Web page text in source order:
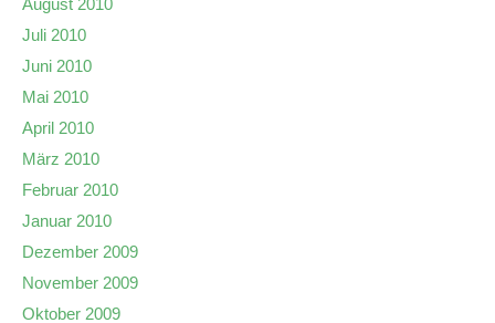
August 2010
Juli 2010
Juni 2010
Mai 2010
April 2010
März 2010
Februar 2010
Januar 2010
Dezember 2009
November 2009
Oktober 2009